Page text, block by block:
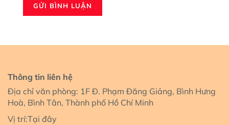
Thông tin liên hệ
Địa chỉ văn phòng: 1F Đ. Phạm Đăng Giảng, Bình Hưng
Hoà, Bình Tân, Thành phố Hồ Chí Minh
Vị trí:Tại đây